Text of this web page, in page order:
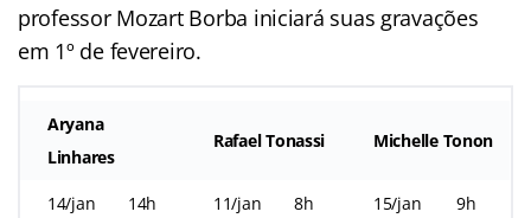
professor Mozart Borba iniciará suas gravações
em 1º de fevereiro.
Aryana
Linhares
Rafael Tonassi Michelle Tonon
14/jan 14h 11/jan 8h 15/jan 9h